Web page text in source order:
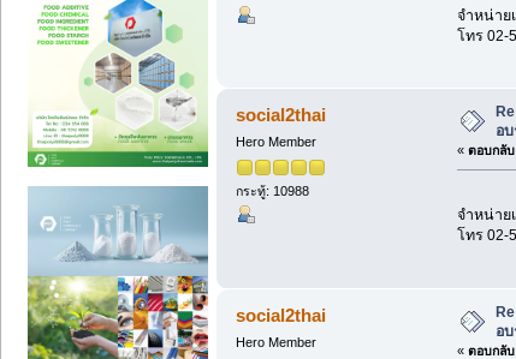
จำหน่าย
โทร 02-
social2thai
Hero Member
กระทู้: 10988
อ
« ตอบกลับ
จำหน่าย
โทร 02-
social2thai
Hero Member
อ
« ตอบกลับ